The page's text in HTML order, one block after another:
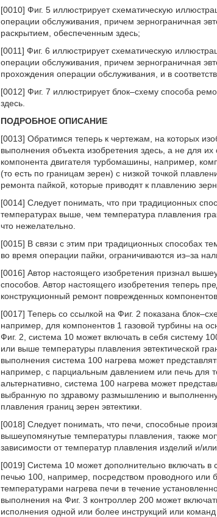
[0010] Фиг. 5 иллюстрирует схематическую
операции обслуживания, причем зернограничная
раскрытием, обеспеченным здесь;
[0011] Фиг. 6 иллюстрирует схематическую
операции обслуживания, причем зернограничная
прохождения операции обслуживания, и в
[0012] Фиг. 7 иллюстрирует блок–схему способа
здесь.
ПОДРОБНОЕ ОПИСАНИЕ
[0013] Обратимся теперь к чертежам, на которых
выполнения объекта изобретения здесь, а не для
компонента двигателя турбомашины, например,
(то есть по границам зерен) с низкой точкой
ремонта пайкой, которые приводят к плавлению
[0014] Следует понимать, что при традиционных
температурах выше, чем температура плавления
что нежелательно.
[0015] В связи с этим при традиционных способах
во время операции пайки, ограничиваются из–за
[0016] Автор настоящего изобретения признал
способов. Автор настоящего изобретения теперь
конструкционный ремонт поврежденных компонентов
[0017] Теперь со ссылкой на Фиг. 2 показана
например, для компонентов 1 газовой турбины на
Фиг. 2, система 10 может включать в себя систему
или выше температуры плавления эвтектической
выполнения система 100 нагрева может
например, с парциальным давлением или печь для
альтернативно, система 100 нагрева может
выбранную по здравому размышлению и
плавления границ зерен эвтектики.
[0018] Следует понимать, что печи, способные
вышеупомянутые температуры плавления, также
зависимости от температур плавления изделий и/
[0019] Система 10 может дополнительно включать
печью 100, например, посредством проводного или
температурами нагрева печи в течение
выполнения на Фиг. 3 контроллер 200 может
исполнения одной или более инструкций или